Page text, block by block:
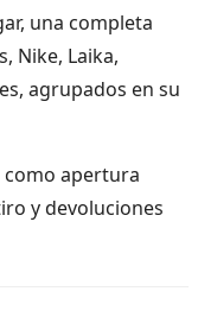
una completa
Nike, Laika,
agrupados en su
como apertura
y devoluciones